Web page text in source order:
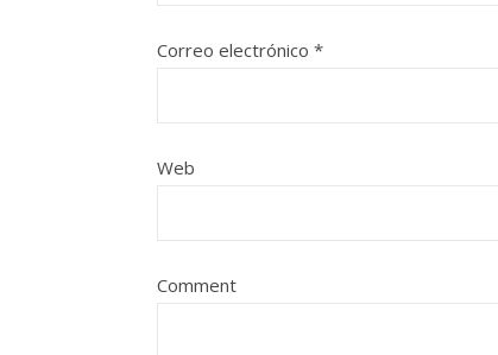
Correo electrónico *
Web
Comment